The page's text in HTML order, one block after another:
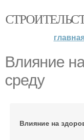
Влияние
среду
Влияние на